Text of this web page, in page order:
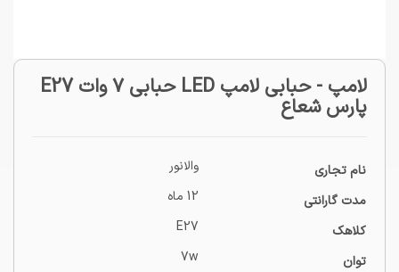
لامپ - حبابی لامپ LED حبابی ۷ وات E27
پارس شعاع
نام تجاری
والانور
مدت گارانتی
12 ماه
کلاهک
E27
توان
7w